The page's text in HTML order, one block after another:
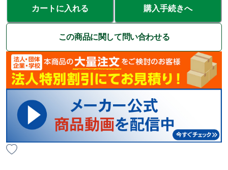
カートに入れる 購入手続きへ
この商品に関して問い合わせる